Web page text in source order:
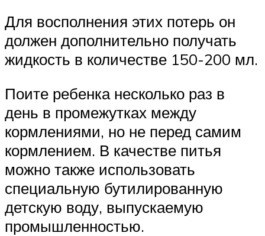
Для восполнения этих потерь он
должен дополнительно получать
жидкость в количестве 150-200 мл.
Поите ребенка несколько раз в
день в промежутках между
кормлениями, но не перед самим
кормлением. В качестве питья
можно также использовать
специальную бутилированную
детскую воду, выпускаемую
промышленностью.